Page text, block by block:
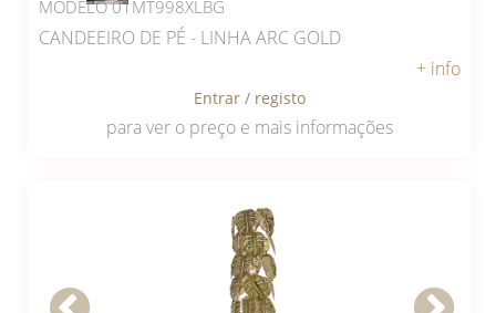
MODELO 01MT998XLBG
CANDEEIRO DE PÉ - LINHA ARC GOLD
+ info
Entrar / registo
para ver o preço e mais informações